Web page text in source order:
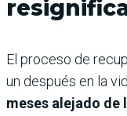
El proceso de
un después en la
meses alejado de